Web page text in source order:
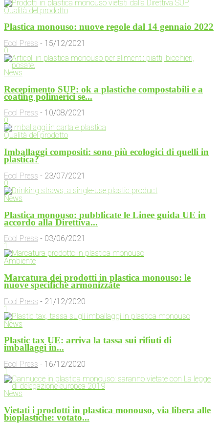
Qualità del prodotto
Plastica monouso: nuove regole dal 14 gennaio 2022
Ecol Press - 15/12/2021
0
News
Recepimento SUP: ok a plastiche compostabili e a
coating polimerici se...
Ecol Press - 10/08/2021
0
Qualità del prodotto
Imballaggi compositi: sono più ecologici di quelli in
plastica?
Ecol Press - 23/07/2021
0
News
Plastica monouso: pubblicate le Linee guida UE in
accordo alla Direttiva...
Ecol Press - 03/06/2021
1
Ambiente
Marcatura dei prodotti in plastica monouso: le
nuove specifiche armonizzate
Ecol Press - 21/12/2020
1
News
Plastic tax UE: arriva la tassa sui rifiuti di
imballaggi in...
Ecol Press - 16/12/2020
1
News
Vietati i prodotti in plastica monouso, via libera alle
bioplastiche: votato...